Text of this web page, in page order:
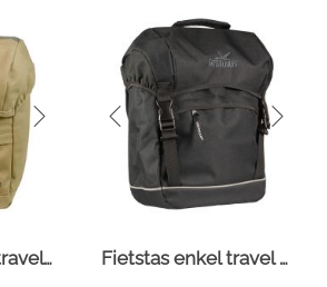
Enkele fietstas travel canvas Fietstas enkel travel zwart 20l